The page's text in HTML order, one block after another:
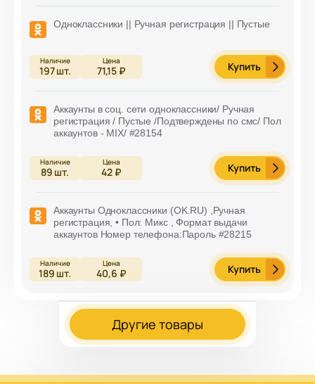
Одноклассники || Ручная регистрация || Пустые
197шт. 71,15 ₽ Купить
Аккаунты в соц. сети одноклассники/ Ручная
регистрация / Пустые /Подтверждены по смс/ Пол
аккаунтов - MIX/ #28154
89 шт. 42 ₽ Купить
Аккаунты Одноклассники (OK.RU) ,Ручная
регистрация, • Пол: Микс , Формат выдачи
аккаунтов Номер телефона:Пароль #28215
189 шт. 40,6 ₽ Купить
Другие товары